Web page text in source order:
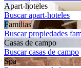
Apart-hoteles
Buscar apart-hoteles
Familias
Buscar propiedades
Casas de campo
Buscar casas de campo
Spa